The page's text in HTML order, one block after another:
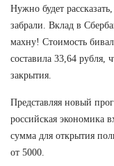
Нужно будет
забрали. Вклад в
махну! Стоимость
составила 33,64 рубля,
закрытия.
Представляя новый
российская экономика
сумма для открытия
от 5000.